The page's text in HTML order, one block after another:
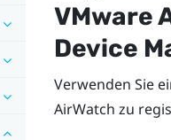
VMware
Device
Verwenden Sie
AirWatch zu